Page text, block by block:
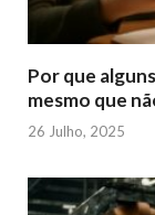
Por que
mesmo que
26 Julho, 2025